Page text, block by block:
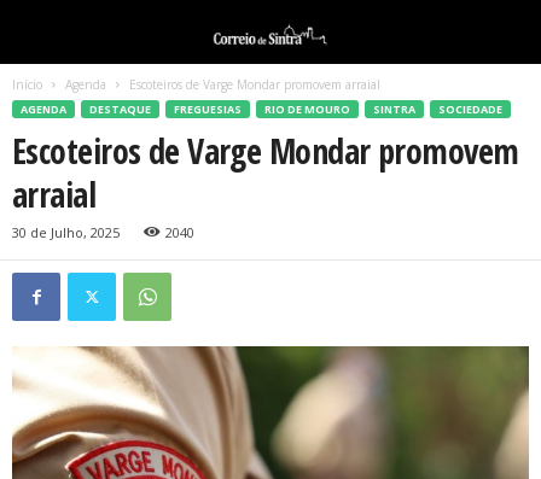
Início Agenda Escoteiros de Varge Mondar promovem arraial
AGENDA DESTAQUE FREGUESIAS RIO DE MOURO SINTRA SOCIEDADE
Escoteiros de Varge Mondar promovem
arraial
30 de Julho, 2025 2040